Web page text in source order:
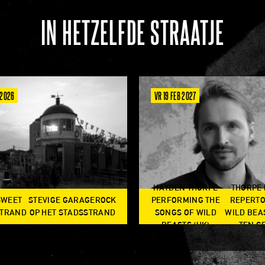
IN HETZELFDE STRAATJE
STEVIGE GARAGEROCK
OP HET STADSSTRAND
VR 19 FEB 2027
HAYDEN THORPE
PERFORMING THE
SONGS OF WILD
BEASTS (UK)
THORPE
WILD
TEN